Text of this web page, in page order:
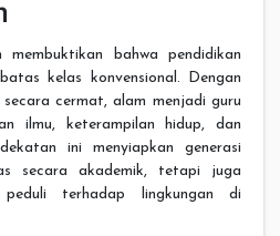
bahwa pendidikan
kelas konvensional. Dengan
cermat, alam menjadi guru
ilmu, keterampilan hidup, dan
ini menyiapkan generasi
secara akademik, tetapi juga
terhadap lingkungan di